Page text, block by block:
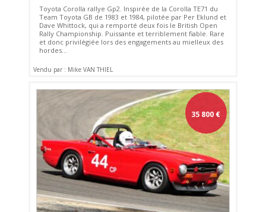
Toyota Corolla rallye Gp2. Inspirée de la Corolla TE71 du
Team Toyota GB de 1983 et 1984, pilotée par Per Eklund et
Dave Whittock, qui a remporté deux fois le British Open
Rally Championship. Puissante et terriblement fiable. Rare
et donc privilégiée lors des engagements au mielleux des
hordes...
Vendu par : Mike VAN THIEL
35 800 €